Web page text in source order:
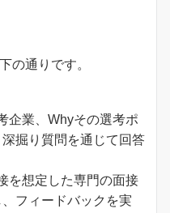
の通りです。
企業、Whyその選考ポ
掘り質問を通じて回答
を想定した専門の面接
フィードバックを実